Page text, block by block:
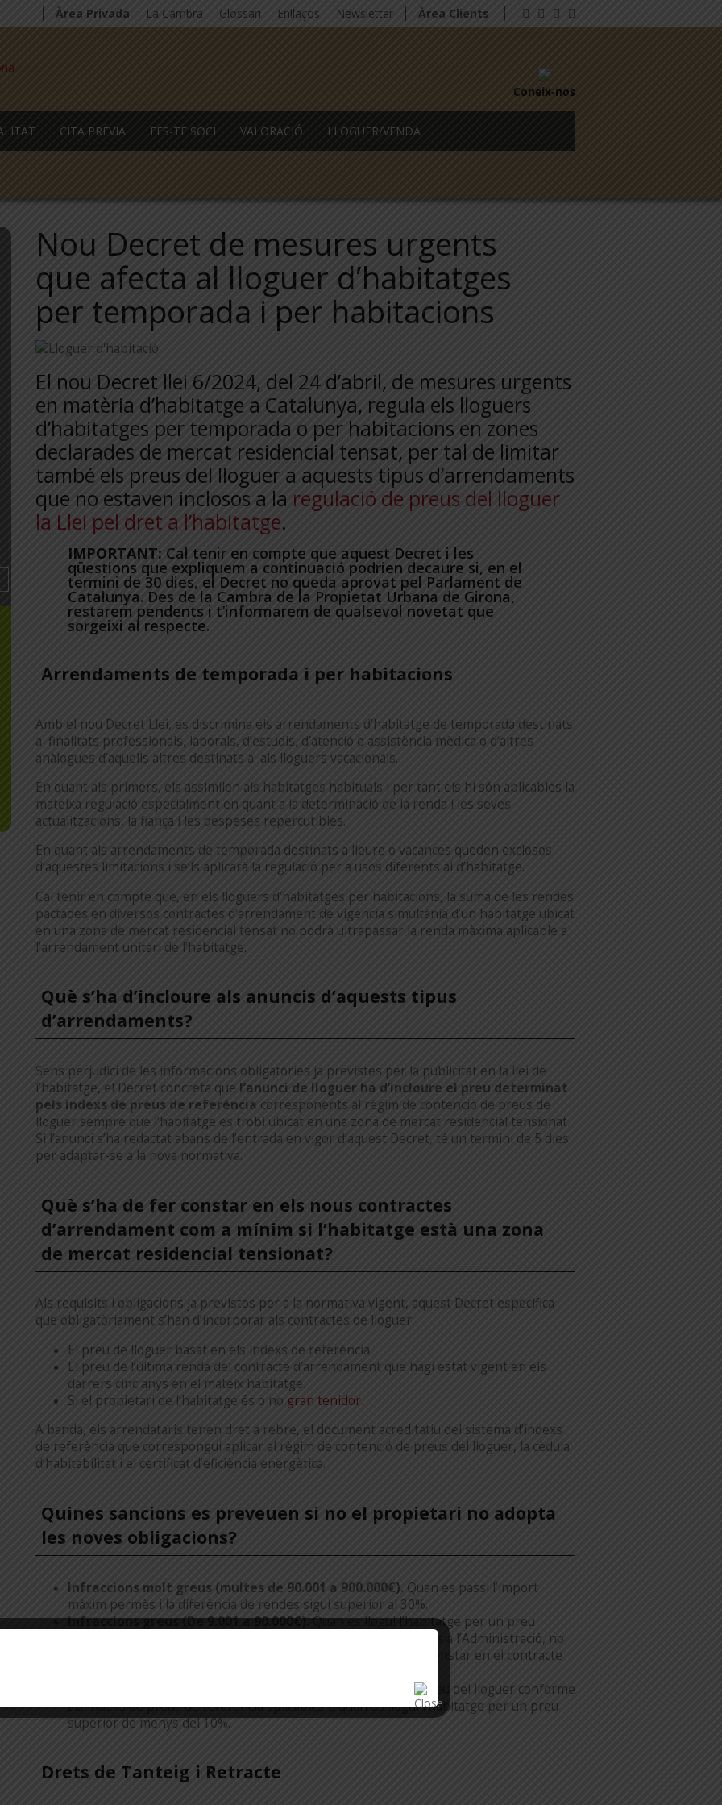
Àrea Privada La Cambra Glossari Enllaços Newsletter Àrea Clients
Coneix-nos
CITA PRÈVIA FES-TE SOCI VALORACIÓ LLOGUER/VENDA
Nou Decret de mesures urgents
que afecta al lloguer d’habitatges
per temporada i per habitacions
El nou Decret llei 6/2024, del 24 d’abril, de mesures urgents
en matèria d’habitatge a Catalunya, regula els lloguers
d’habitatges per temporada o per habitacions en zones
declarades de mercat residencial tensat, per tal de limitar
també els preus del lloguer a aquests tipus d’arrendaments
que no estaven inclosos a la regulació de preus del lloguer
la Llei pel dret a l’habitatge.
IMPORTANT: Cal tenir en compte que aquest Decret i les
qüestions que expliquem a continuació podrien decaure si, en el
termini de 30 dies, el Decret no queda aprovat pel Parlament de
Catalunya. Des de la Cambra de la Propietat Urbana de Girona,
restarem pendents i t’informarem de qualsevol novetat que
sorgeixi al respecte.
Arrendaments de temporada i per habitacions
Amb el nou Decret Llei, es discrimina els arrendaments d’habitatge de temporada destinats
a finalitats professionals, laborals, d’estudis, d’atenció o assistència mèdica o d’altres
anàlogues d’aquells altres destinats a als lloguers vacacionals.
En quant als primers, els assimilen als habitatges habituals i per tant els hi són aplicables la
mateixa regulació especialment en quant a la determinació de la renda i les seves
actualitzacions, la fiança i les despeses repercutibles.
En quant als arrendaments de temporada destinats a lleure o vacances queden exclosos
d’aquestes limitacions i se’ls aplicarà la regulació per a usos diferents al d’habitatge.
Cal tenir en compte que, en els lloguers d’habitatges per habitacions, la suma de les rendes
pactades en diversos contractes d’arrendament de vigència simultània d’un habitatge ubicat
en una zona de mercat residencial tensat no podrà ultrapassar la renda màxima aplicable a
l’arrendament unitari de l’habitatge.
Què s’ha d’incloure als anuncis d’aquests tipus
d’arrendaments?
Sens perjudici de les informacions obligatòries ja previstes per la publicitat en la llei de
l’habitatge, el Decret concreta que l’anunci de lloguer ha d’incloure el preu determinat
pels índexs de preus de referència corresponents al règim de contenció de preus de
lloguer sempre que l’habitatge es trobi ubicat en una zona de mercat residencial tensionat.
Si l’anunci s’ha redactat abans de l’entrada en vigor d’aquest Decret, té un termini de 5 dies
per adaptar-se a la nova normativa.
Què s’ha de fer constar en els nous contractes
d’arrendament com a mínim si l’habitatge està una zona
de mercat residencial tensionat?
Als requisits i obligacions ja previstos per a la normativa vigent, aquest Decret especifica
que obligatòriament s’han d’incorporar als contractes de lloguer:
El preu de lloguer basat en els índexs de referència.
El preu de l’última renda del contracte d’arrendament que hagi estat vigent en els
darrers cinc anys en el mateix habitatge.
Si el propietari de l’habitatge és o no gran tenidor.
A banda, els arrendataris tenen dret a rebre, el document acreditatiu del sistema d’índexs
de referència que correspongui aplicar al règim de contenció de preus del lloguer, la cèdula
d’habitabilitat i el certificat d’eficiència energètica.
Quines sancions es preveuen si no el propietari no adopta
les noves obligacions?
Infraccions molt greus (multes de 90.001 a 900.000€). Quan es passi l’import
màxim permès i la diferència de rendes sigui superior al 30%.
Infraccions greus (De 9.001 a 90.000€).Quan es llogui l’habitatge per un preu
superior d’entre el 10% i el 30%, negar-se a proporcionar dades a l’Administració, no
complir amb les obligacions de comunicació o quan no es faci constar en el contracte
Quan no s’indiqui, el preu del lloguer conforme
als índexs de preus de referència aplicables o quan es llogui l’habitatge per un preu
superior de menys del 10%.
Drets de Tanteig i Retracte